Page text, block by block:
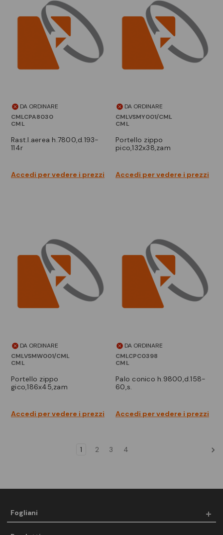
DA ORDINARE
CMLCPA8030
CML
rast.l.aerea h.7800,d.193-
114r
Accedi per vedere i prezzi
DA ORDINARE
CMLVSMY001/CML
CML
portello zippo
pico,132x38,zam
Accedi per vedere i prezzi
DA ORDINARE
CMLVSMW001/CML
CML
portello zippo
gico,186x45,zam
Accedi per vedere i prezzi
DA ORDINARE
CMLCPC0398
CML
palo conico h.9800,d.158-
60,s.
Accedi per vedere i prezzi
1 2 3 4
Fogliani